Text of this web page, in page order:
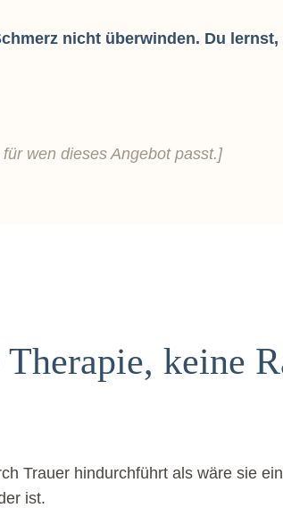
nicht überwinden. Du
wen dieses Angebot passt.]
keine
Trauer hindurchführt als wäre sie
ist.